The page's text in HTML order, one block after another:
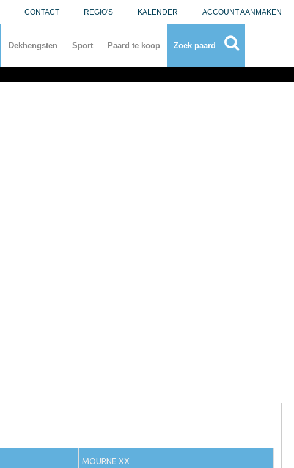
CONTACT REGIO'S KALENDER ACCOUNT AANMAKEN
Dekhengsten Sport Paard te koop Zoek paard
MOURNE XX